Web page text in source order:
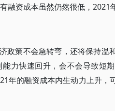
融资成本虽然仍然很低，2021
政策不会急转弯，还将保持温
力快速回升，会不会导致短
年的融资成本内生动力上升，